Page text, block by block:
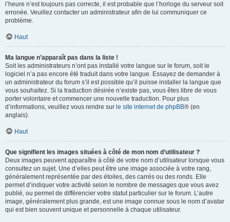
l’heure n’est toujours pas correcte, il est probable que l’horloge du serveur soit
erronée. Veuillez contacter un administrateur afin de lui communiquer ce
problème.
Haut
Ma langue n’apparaît pas dans la liste !
Soit les administrateurs n’ont pas installé votre langue sur le forum, soit le
logiciel n’a pas encore été traduit dans votre langue. Essayez de demander à
un administrateur du forum s’il est possible qu’il puisse installer la langue que
vous souhaitez. Si la traduction désirée n’existe pas, vous êtes libre de vous
porter volontaire et commencer une nouvelle traduction. Pour plus
d’informations, veuillez vous rendre sur le site internet de phpBB® (en
anglais).
Haut
Que signifient les images situées à côté de mon nom d’utilisateur ?
Deux images peuvent apparaître à côté de votre nom d’utilisateur lorsque vous
consultez un sujet. Une d’elles peut être une image associée à votre rang,
généralement représentée par des étoiles, des carrés ou des ronds. Elle
permet d’indiquer votre activité selon le nombre de messages que vous avez
publié, ou permet de différencier votre statut particulier sur le forum. L’autre
image, généralement plus grande, est une image connue sous le nom d’avatar
qui est bien souvent unique et personnelle à chaque utilisateur.